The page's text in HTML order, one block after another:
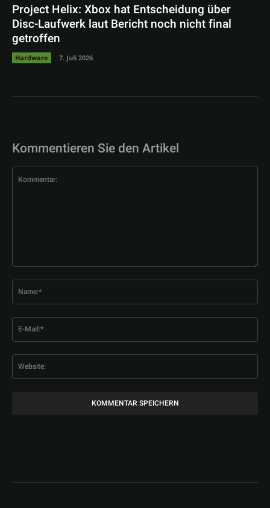
Project Helix: Xbox hat Entscheidung über
Disc-Laufwerk laut Bericht noch nicht final
getroffen
Hardware 7. Juli 2026
Kommentieren Sie den Artikel